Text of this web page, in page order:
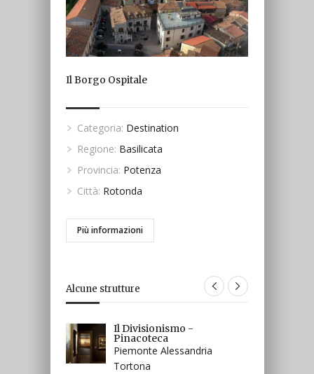
Il Borgo Ospitale
Categoria: Destination
Regione: Basilicata
Provincia: Potenza
Città: Rotonda
Più informazioni
Alcune strutture
Vassallucci Viaggi
Puglia Bari Andria
Tour operator
Il Divisionismo -
Pinacoteca
Piemonte Alessandria
Tortona